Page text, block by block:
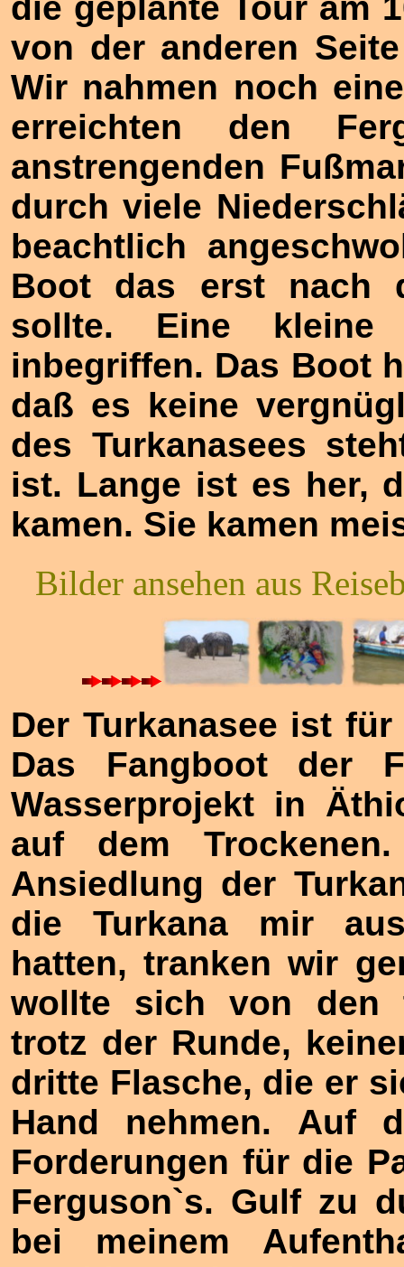
von der anderen
Wir nahmen noch
erreichten den
anstrengenden
durch viele
beachtlich
Boot das erst nach
sollte. Eine kleine
inbegriffen. Das Boot
daß es keine
des Turkanasees
ist. Lange ist es her,
kamen. Sie kamen
Bilder ansehen aus
Der Turkanasee ist
Das Fangboot der
Wasserprojekt in
auf dem
Ansiedlung der
die Turkana mir
hatten, tranken wir
wollte sich von den
trotz der Runde,
dritte Flasche, die er
Hand nehmen. Auf
Forderungen für die
Ferguson`s. Gulf zu
bei meinem